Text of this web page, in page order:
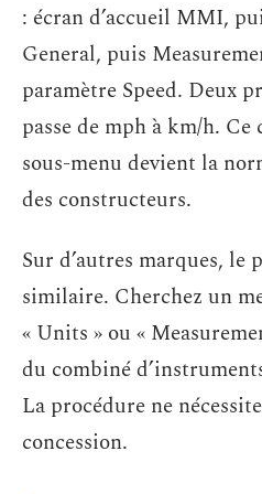
: écran d’accueil MMI,
General, puis
paramètre Speed. Deux
passe de mph à km/h.
sous-menu devient la
des constructeurs.
Sur d’autres marques, le
similaire. Cherchez un
« Units » ou «
du combiné
La procédure ne
concession.